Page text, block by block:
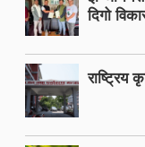
दिगो
राष्ट्रिय